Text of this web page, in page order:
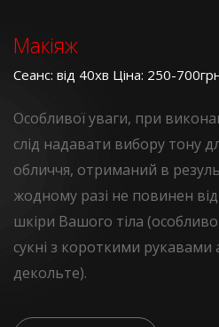
Макіяж
Сеанс: від 40хв Ціна: 250-
Особливої уваги, при
слід надавати вибору тону
обличчя, отриманий в
жодному разі не повинен
шкіри Вашого тіла
сукні з короткими рукавами
декольте).